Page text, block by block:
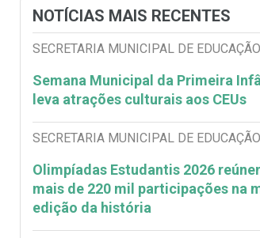
NOTÍCIAS MAIS RECENTES
SECRETARIA MUNICIPAL DE EDUCAÇÃO
Semana Municipal da Primeira
leva atrações culturais aos CEUs
SECRETARIA MUNICIPAL DE EDUCAÇÃO
Olimpíadas Estudantis 2026
mais de 220 mil participações na
edição da história